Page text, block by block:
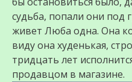
судьба, попали они под
живет Люба одна. Она
виду она худенькая,
тридцать лет
продавцом в магазине.